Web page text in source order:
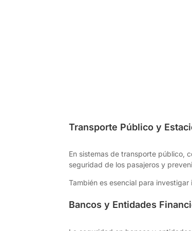
Transporte Público y
En sistemas de transporte público,
seguridad de los pasajeros y
También es esencial para
Bancos y Entidades